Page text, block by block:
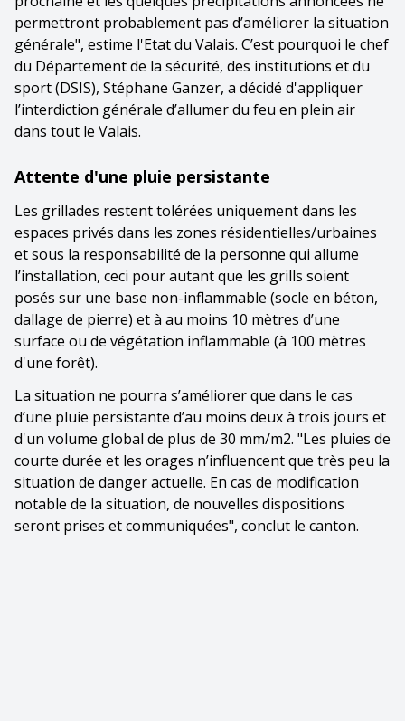
permettront probablement pas d’améliorer la situation
générale", estime l'Etat du Valais. C’est pourquoi le chef
du Département de la sécurité, des institutions et du
sport (DSIS), Stéphane Ganzer, a décidé d'appliquer
l’interdiction générale d’allumer du feu en plein air
dans tout le Valais.
Attente d'une pluie persistante
Les grillades restent tolérées uniquement dans les
espaces privés dans les zones résidentielles/urbaines
et sous la responsabilité de la personne qui allume
l’installation, ceci pour autant que les grills soient
posés sur une base non-inflammable (socle en béton,
dallage de pierre) et à au moins 10 mètres d’une
surface ou de végétation inflammable (à 100 mètres
d'une forêt).
La situation ne pourra s’améliorer que dans le cas
d’une pluie persistante d’au moins deux à trois jours et
d'un volume global de plus de 30 mm/m2. "Les pluies de
courte durée et les orages n’influencent que très peu la
situation de danger actuelle. En cas de modification
notable de la situation, de nouvelles dispositions
seront prises et communiquées", conclut le canton.